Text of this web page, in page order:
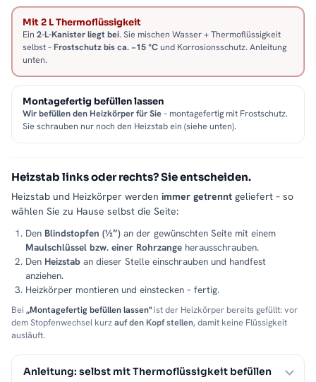
Mit 2 L Thermoflüssigkeit
Ein 2-L-Kanister liegt bei. Sie mischen Wasser + Thermoflüssigkeit
selbst –Frostschutz bis ca. −15 °Cund Korrosionsschutz. Anleitung
unten.
Montagefertig befüllen lassen
Wir befüllen den Heizkörper für Sie– montagefertig mit Frostschutz.
Sie schrauben nur noch den Heizstab ein (siehe unten).
Heizstab links oder rechts? Sie entscheiden.
Heizstab und Heizkörper werden immer getrennt geliefert – so
wählen Sie zu Hause selbst die Seite:
Den Blindstopfen (½″) an der gewünschten Seite mit einem
Maulschlüssel bzw. einer Rohrzange herausschrauben.
Den Heizstab an dieser Stelle einschrauben und handfest
anziehen.
Heizkörper montieren und einstecken – fertig.
Bei „Montagefertig befüllen lassen"ist der Heizkörper bereits gefüllt: vor
dem Stopfenwechsel kurzauf den Kopf stellen, damit keine Flüssigkeit
ausläuft.
Anleitung: selbst mit Thermoflüssigkeit befüllen